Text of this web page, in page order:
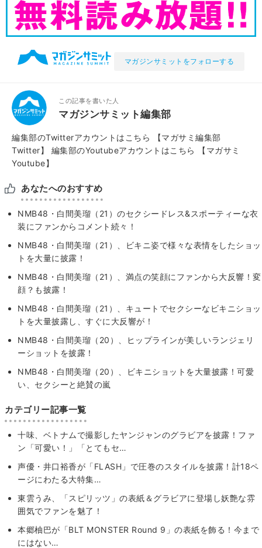
マガジンサミットをフォローする
この記事を書いた人
マガジンサミット編集部
編集部のTwitterアカウントはこちら
【マガサミ編集部
Twitter】
編集部のYoutubeアカウントはこちら
【マガサミ
Youtube】
あなたへのおすすめ
NMB48・白間美瑠（21）のセクシードレス&スポーティーな衣
装にファンからコメント続々！
NMB48・白間美瑠（21）、ビキニ姿で様々な表情をしたショッ
トを大量に披露！
NMB48・白間美瑠（21）、満点の笑顔にファンから大反響！変
顔？も披露！
NMB48・白間美瑠（21）、キュートでセクシーなビキニショッ
トを大量披露し、すぐに大反響が！
NMB48・白間美瑠（20）、ヒップラインが美しいランジェリ
ーショットを披露！
NMB48・白間美瑠（20）、ビキニショットを大量披露！可愛
い、セクシーと絶賛の嵐
カテゴリー記事一覧
十味、ベトナムで撮影したヤンジャンのグラビアを披露！ファ
ン「可愛い！」「とてもセ…
声優・井口裕香が「FLASH」で圧巻のスタイルを披露！計18ペ
ージにわたる大特集…
東雲うみ、「スピリッツ」の表紙＆グラビアに登場し妖艶な雰
囲気でファンを魅了！
本郷柚巴が「BLT MONSTER Round 9」の表紙を飾る！今まで
にはない…